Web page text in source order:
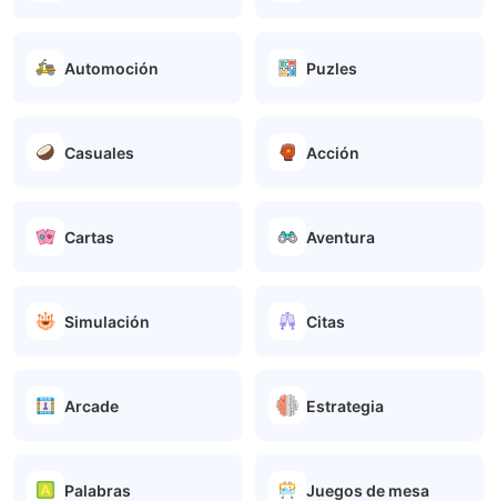
Automoción Puzles
Casuales Acción
Cartas Aventura
Simulación Citas
Arcade Estrategia
Palabras Juegos de mesa